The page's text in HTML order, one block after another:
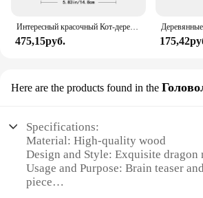
Интересный красочный Кот-деревянный пазл-вызов вашему мозгу-идеально подходит для дней рождения и праздников-Разноцветные рождественские подарки
475,15руб.
Here are the products found in the
Specifications:
Material: High-quality wood
Design and Style: Exquisite dragon
Usage and Purpose: Brain teaser
piece